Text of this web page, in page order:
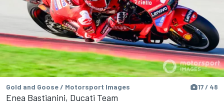
Gold and Goose / Motorsport Images 17 / 48
Enea Bastianini, Ducati Team